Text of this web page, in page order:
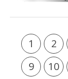
1 2
9
10